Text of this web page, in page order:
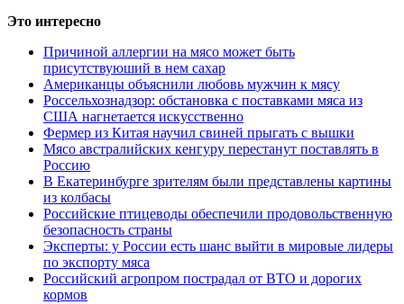
Это интересно
Причиной аллергии на мясо может быть
присутствуюший в нем сахар
Американцы объяснили любовь мужчин к мясу
Россельхознадзор: обстановка с поставками мяса из
США нагнетается искусственно
Фермер из Китая научил свиней прыгать с вышки
Мясо австралийских кенгуру перестанут поставлять в
Россию
В Екатеринбурге зрителям были представлены картины
из колбасы
Российские птицеводы обеспечили продовольственную
безопасность страны
Эксперты: у России есть шанс выйти в мировые лидеры
по экспорту мяса
Российский агропром пострадал от ВТО и дорогих
кормов